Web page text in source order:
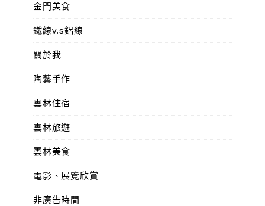
金門美食
鐵線v.s鋁線
關於我
陶藝手作
雲林住宿
雲林旅遊
雲林美食
電影、展覽欣賞
非廣告時間